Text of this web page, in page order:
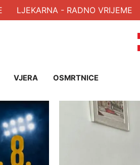
- RADNO VRIJEME
VJERA OSMRTNICE